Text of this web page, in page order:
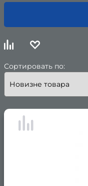
Сортировать по: